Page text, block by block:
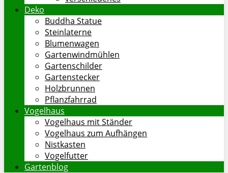
Deko
Buddha Statue
Steinlaterne
Blumenwagen
Gartenwindmühlen
Gartenschilder
Gartenstecker
Holzbrunnen
Pflanzfahrrad
Vogelhaus
Vogelhaus mit Ständer
Vogelhaus zum Aufhängen
Nistkasten
Vogelfutter
Gartenblog